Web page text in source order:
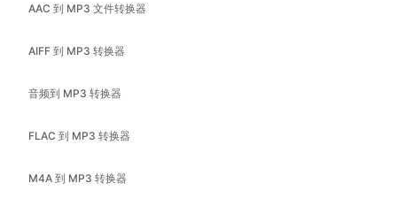
AAC 到 MP3 文件转换器
AIFF 到 MP3 转换器
音频到 MP3 转换器
FLAC 到 MP3 转换器
M4A 到 MP3 转换器